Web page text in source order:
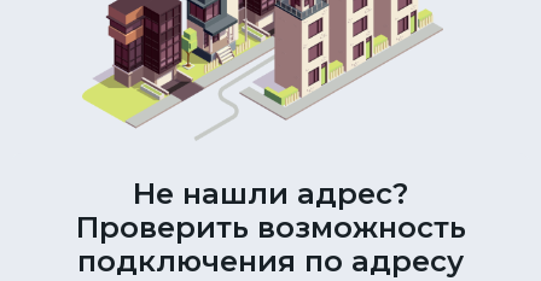
Не нашли адрес?
Проверить возможность
подключения по адресу